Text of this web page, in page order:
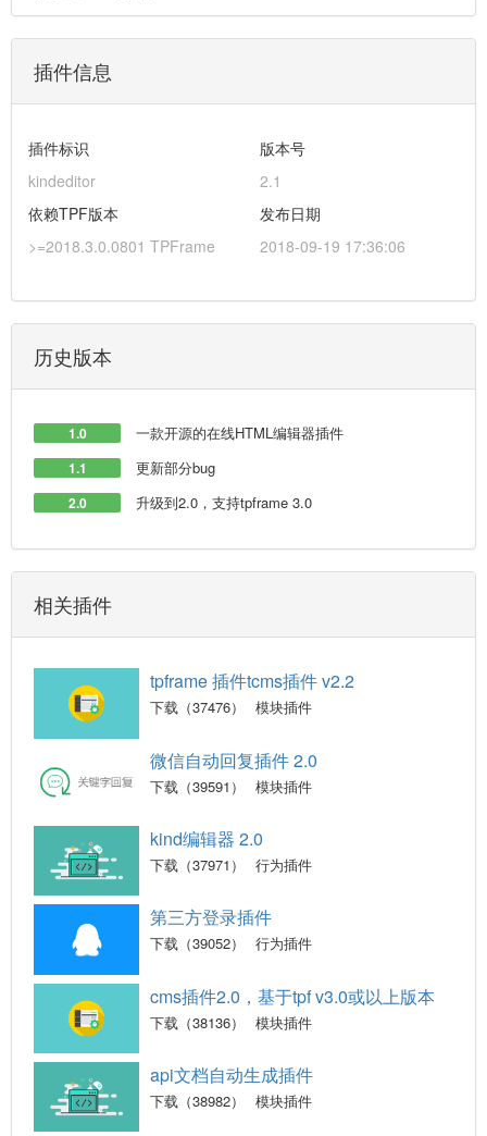
插件信息
插件标识
kindeditor
版本号
2.1
依赖TPF版本
>=2018.3.0.0801 TPFrame
发布日期
2018-09-19 17:36:06
历史版本
1.0 一款开源的在线HTML编辑器插件
1.1 更新部分bug
2.0 升级到2.0，支持tpframe 3.0
相关插件
tpframe 插件tcms插件 v2.2
下载（37476） 模块插件
微信自动回复插件 2.0
下载（39591） 模块插件
kind编辑器 2.0
下载（37971） 行为插件
第三方登录插件
下载（39052） 行为插件
cms插件2.0，基于tpf v3.0或以上版本
下载（38136） 模块插件
api文档自动生成插件
下载（38982） 模块插件